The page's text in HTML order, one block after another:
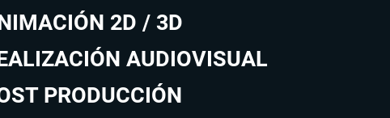
2D / 3D
AUDIOVISUAL
PRODUCCIÓN